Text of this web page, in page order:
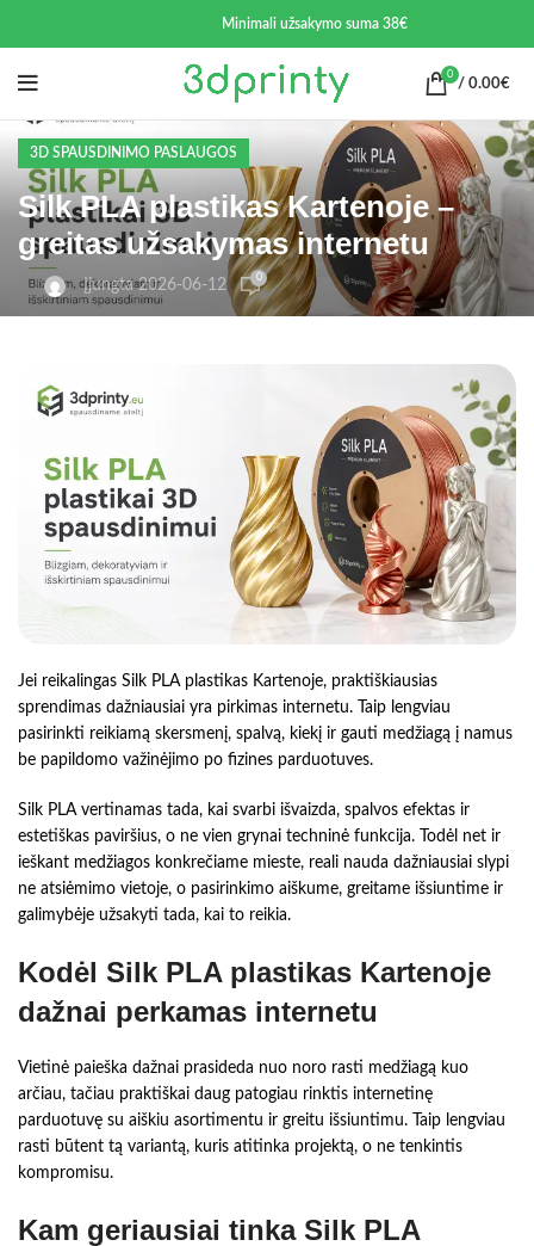
Minimali užsakymo suma 38€
0
/ 0.00€
3D SPAUSDINIMO PASLAUGOS
Silk PLA plastikas Kartenoje –
greitas užsakymas internetu
Įjungta 2026-06-12 0
Jei reikalingas Silk PLA plastikas Kartenoje, praktiškiausias
sprendimas dažniausiai yra pirkimas internetu. Taip lengviau
pasirinkti reikiamą skersmenį, spalvą, kiekį ir gauti medžiagą į namus
be papildomo važinėjimo po fizines parduotuves.
Silk PLA vertinamas tada, kai svarbi išvaizda, spalvos efektas ir
estetiškas paviršius, o ne vien grynai techninė funkcija. Todėl net ir
ieškant medžiagos konkrečiame mieste, reali nauda dažniausiai slypi
ne atsiėmimo vietoje, o pasirinkimo aiškume, greitame išsiuntime ir
galimybėje užsakyti tada, kai to reikia.
Kodėl Silk PLA plastikas Kartenoje
dažnai perkamas internetu
Vietinė paieška dažnai prasideda nuo noro rasti medžiagą kuo
arčiau, tačiau praktiškai daug patogiau rinktis internetinę
parduotuvę su aiškiu asortimentu ir greitu išsiuntimu. Taip lengviau
rasti būtent tą variantą, kuris atitinka projektą, o ne tenkintis
kompromisu.
Kam geriausiai tinka Silk PLA